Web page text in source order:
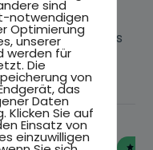
besonders
sind
notwendigen
Optimierung
unserer
werden für
Die
von
das
Daten
Klicken Sie auf
Einsatz von
einzuwilligen